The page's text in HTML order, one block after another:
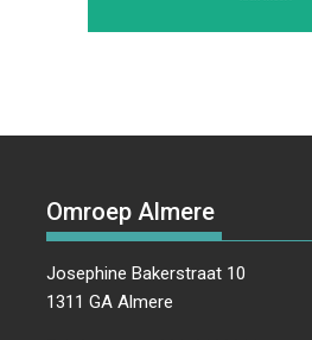
Omroep Almere
Josephine Bakerstraat 10
1311 GA Almere